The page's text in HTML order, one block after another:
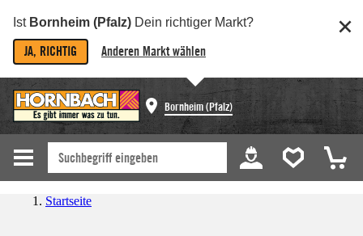
Ist Bornheim (Pfalz) Dein richtiger Markt?
JA, RICHTIG Anderen Markt wählen
Bornheim (Pfalz)
Startseite